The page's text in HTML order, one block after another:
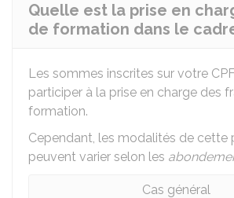
Quelle est la prise en
de formation dans le
Les sommes inscrites sur votre
participer à la prise en charge des
formation.
Cependant, les modalités de cette
peuvent varier selon les
Cas général